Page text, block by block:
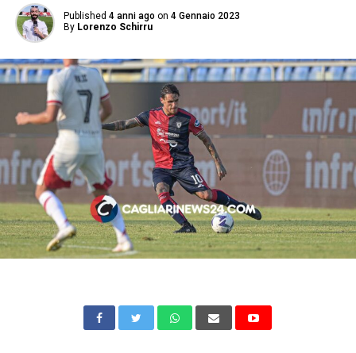
Published 4 anni ago on 4 Gennaio 2023
By Lorenzo Schirru